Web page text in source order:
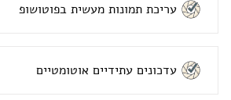
עריכת תמונות מעשית בפוטושופ
עדכונים עתידיים אוטומטיים